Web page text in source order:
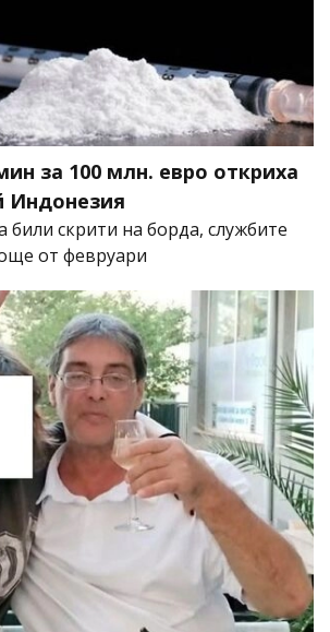
за 100 млн. евро откриха
Индонезия
били скрити на борда, службите
от февруари